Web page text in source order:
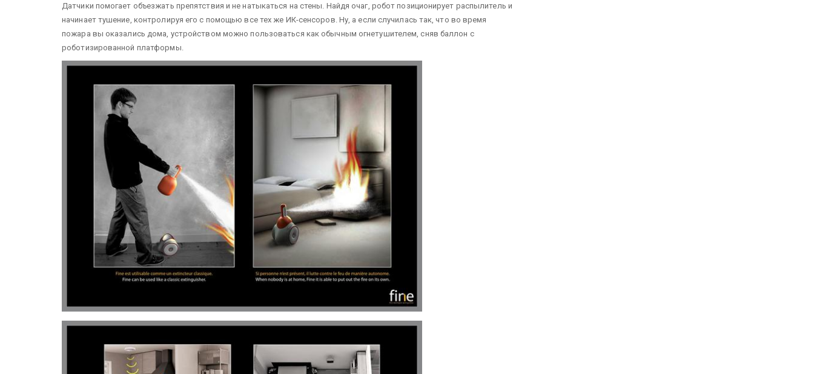
Датчики помогает объезжать препятствия и не натыкаться на стены. Найдя очаг, робот позиционирует распылитель и
начинает тушение, контролируя его с помощью все тех же ИК-сенсоров. Ну, а если случилась так, что во время
пожара вы оказались дома, устройством можно пользоваться как обычным огнетушителем, сняв баллон с
роботизированной платформы.